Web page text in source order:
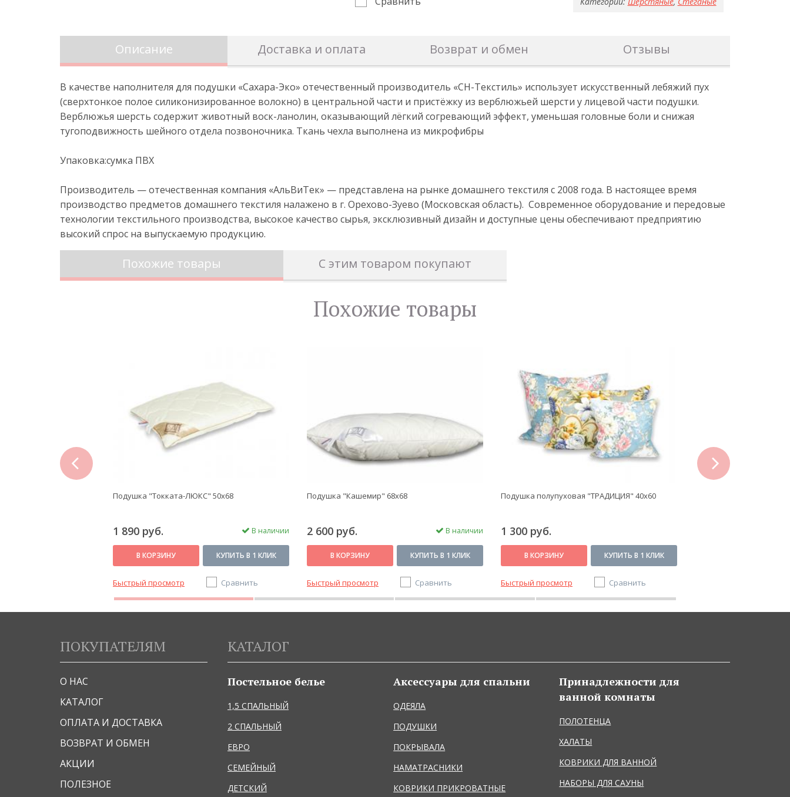
Описание Доставка и оплата Возврат и обмен Отзывы
В качестве наполнителя для подушки «Сахара-Эко» отечественный производитель «CН-Текстиль» использует искусственный лебяжий пух
(сверхтонкое полое силиконизированное волокно) в центральной части и пристёжку из верблюжьей шерсти у лицевой части подушки.
Верблюжья шерсть содержит животный воск-ланолин, оказывающий лёгкий согревающий эффект, уменьшая головные боли и снижая
тугоподвижность шейного отдела позвоночника. Ткань чехла выполнена из микрофибры
Упаковка:сумка ПВХ
Производитель — отечественная компания «АльВиТек» — представлена на рынке домашнего текстиля с 2008 года. В настоящее время
производство предметов домашнего текстиля налажено в г. Орехово-Зуево (Московская область). Современное оборудование и передовые
технологии текстильного производства, высокое качество сырья, эксклюзивный дизайн и доступные цены обеспечивают предприятию
высокий спрос на выпускаемую продукцию.
Похожие товары С этим товаром покупают
Похожие товары
Подушка "Токката-ЛЮКС" 50х68
1 890 руб. В наличии
В КОРЗИНУ КУПИТЬ В 1 КЛИК
Быстрый просмотр Сравнить
Подушка "Кашемир" 68х68
2 600 руб. В наличии
В КОРЗИНУ КУПИТЬ В 1 КЛИК
Быстрый просмотр Сравнить
Подушка полупуховая "ТРАДИЦИЯ" 40х60
1 300 руб.
В КОРЗИНУ КУПИТЬ В 1 КЛИК
Быстрый просмотр Сравнить
next
ПОКУПАТЕЛЯМ
О НАС
КАТАЛОГ
ОПЛАТА И ДОСТАВКА
ВОЗВРАТ И ОБМЕН
АКЦИИ
ПОЛЕЗНОЕ
КАТАЛОГ
Постельное белье
1,5 СПАЛЬНЫЙ
2 СПАЛЬНЫЙ
ЕВРО
СЕМЕЙНЫЙ
ДЕТСКИЙ
Аксессуары для спальни
ОДЕЯЛА
ПОДУШКИ
ПОКРЫВАЛА
НАМАТРАСНИКИ
КОВРИКИ ПРИКРОВАТНЫЕ
Принадлежности для
ванной комнаты
ПОЛОТЕНЦА
ХАЛАТЫ
КОВРИКИ ДЛЯ ВАННОЙ
НАБОРЫ ДЛЯ САУНЫ